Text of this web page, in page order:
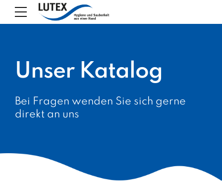
Unser Katalog
Bei Fragen wenden Sie sich gerne
direkt an uns